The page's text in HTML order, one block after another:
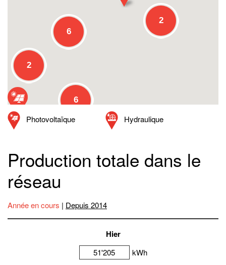
2
6
2
6
Photovoltaïque Hydraulique
Production totale dans le
réseau
Année en cours | Depuis 2014
Hier
51'205 kWh